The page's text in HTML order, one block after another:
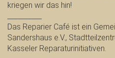
kriegen wir das hin!
Das Reparier Café ist ein
Sandershaus e.V.,
Kasseler Reparaturinitiativen.